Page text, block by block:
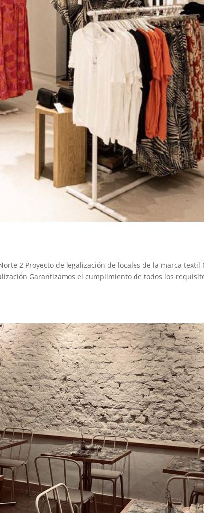
2 Proyecto de legalización de locales de la marca textil
Garantizamos el cumplimiento de todos los